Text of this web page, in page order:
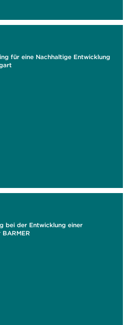
für eine Nachhaltige Entwicklung
bei der Entwicklung einer